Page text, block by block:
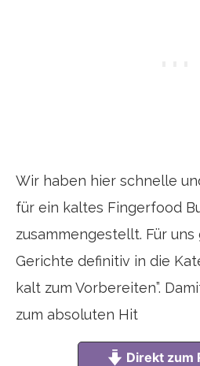
Wir haben hier schnelle
für ein kaltes Fingerfood
zusammengestellt. Für
Gerichte definitiv in die
kalt zum Vorbereiten”.
zum absoluten Hit
Direkt zum